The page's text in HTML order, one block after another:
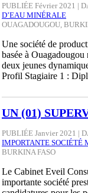
PUBLIÉE Février 2021 |
D’EAU MINÉRALE
OUAGADOUGOU,
Une société de
basée à
deux jeunes
Profil Stagiaire 1 :
UN (01)
PUBLIÉE Janvier 2021 |
IMPORTANTE SOCIÉTÉ
BURKINA FASO
Le Cabinet Eveil
importante société